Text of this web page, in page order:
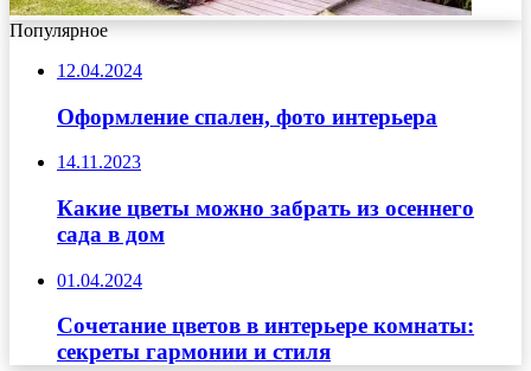
Популярное
12.04.2024
Оформление спален, фото интерьера
14.11.2023
Какие цветы можно забрать из осеннего
сада в дом
01.04.2024
Сочетание цветов в интерьере комнаты:
секреты гармонии и стиля